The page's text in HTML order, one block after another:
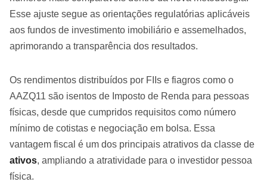
Esse ajuste segue as orientações regulatórias aplicáveis
aos fundos de investimento imobiliário e assemelhados,
aprimorando a transparência dos resultados.
Os rendimentos distribuídos por FIIs e fiagros como o
AAZQ11 são isentos de Imposto de Renda para pessoas
físicas, desde que cumpridos requisitos como número
mínimo de cotistas e negociação em bolsa. Essa
vantagem fiscal é um dos principais atrativos da classe de
ativos, ampliando a atratividade para o investidor pessoa
física.